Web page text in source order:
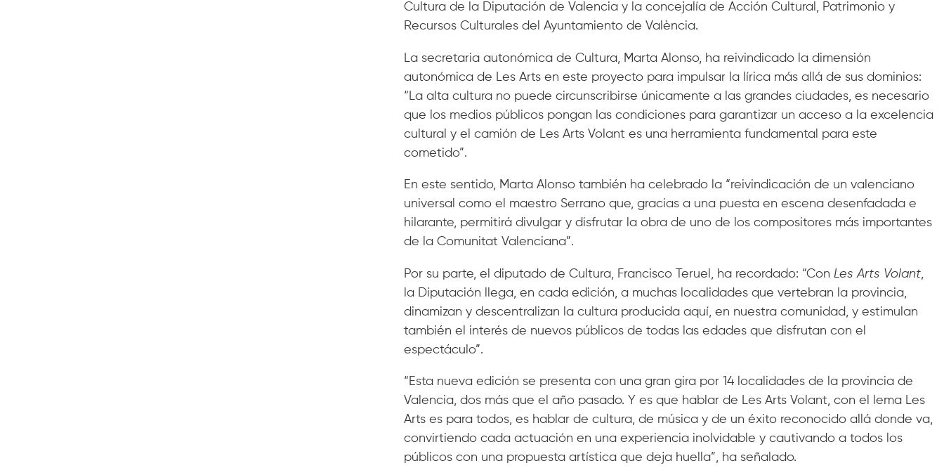
Cultura de la Diputación de Valencia y la concejalía de Acción Cultural, Patrimonio y
Recursos Culturales del Ayuntamiento de València.
La secretaria autonómica de Cultura, Marta Alonso, ha reivindicado la dimensión
autonómica de Les Arts en este proyecto para impulsar la lírica más allá de sus dominios:
“La alta cultura no puede circunscribirse únicamente a las grandes ciudades, es necesario
que los medios públicos pongan las condiciones para garantizar un acceso a la excelencia
cultural y el camión de Les Arts Volant es una herramienta fundamental para este
cometido”.
En este sentido, Marta Alonso también ha celebrado la “reivindicación de un valenciano
universal como el maestro Serrano que, gracias a una puesta en escena desenfadada e
hilarante, permitirá divulgar y disfrutar la obra de uno de los compositores más importantes
de la Comunitat Valenciana”.
Por su parte, el diputado de Cultura, Francisco Teruel, ha recordado: “Con Les Arts Volant,
la Diputación llega, en cada edición, a muchas localidades que vertebran la provincia,
dinamizan y descentralizan la cultura producida aquí, en nuestra comunidad, y estimulan
también el interés de nuevos públicos de todas las edades que disfrutan con el
espectáculo”.
“Esta nueva edición se presenta con una gran gira por 14 localidades de la provincia de
Valencia, dos más que el año pasado. Y es que hablar de Les Arts Volant, con el lema Les
Arts es para todos, es hablar de cultura, de música y de un éxito reconocido allá donde va,
convirtiendo cada actuación en una experiencia inolvidable y cautivando a todos los
públicos con una propuesta artística que deja huella”, ha señalado.